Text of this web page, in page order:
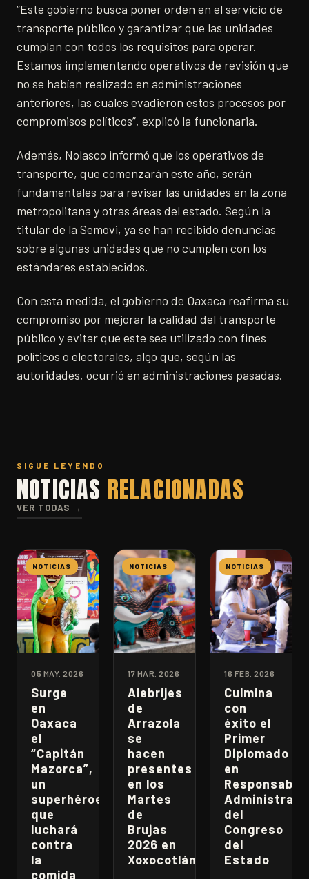
“Este gobierno busca poner orden en el servicio de
transporte público y garantizar que las unidades
cumplan con todos los requisitos para operar.
Estamos implementando operativos de revisión que
no se habían realizado en administraciones
anteriores, las cuales evadieron estos procesos por
compromisos políticos”, explicó la funcionaria.
Además, Nolasco informó que los operativos de
transporte, que comenzarán este año, serán
fundamentales para revisar las unidades en la zona
metropolitana y otras áreas del estado. Según la
titular de la Semovi, ya se han recibido denuncias
sobre algunas unidades que no cumplen con los
estándares establecidos.
Con esta medida, el gobierno de Oaxaca reafirma su
compromiso por mejorar la calidad del transporte
público y evitar que este sea utilizado con fines
políticos o electorales, algo que, según las
autoridades, ocurrió en administraciones pasadas.
SIGUE LEYENDO
NOTICIAS RELACIONADAS
VER TODAS →
NOTICIAS
05 MAY. 2026
Surge
en
Oaxaca
el
“Capitán
Mazorca”,
un
superhéroe
que
luchará
contra
la
comida
NOTICIAS
17 MAR. 2026
Alebrijes
de
Arrazola
se
hacen
presentes
en los
Martes
de
Brujas
2026 en
Xoxocotlán
NOTICIAS
16 FEB. 2026
Culmina
con
éxito el
Primer
Diplomado
en
del
Congreso
del
Estado